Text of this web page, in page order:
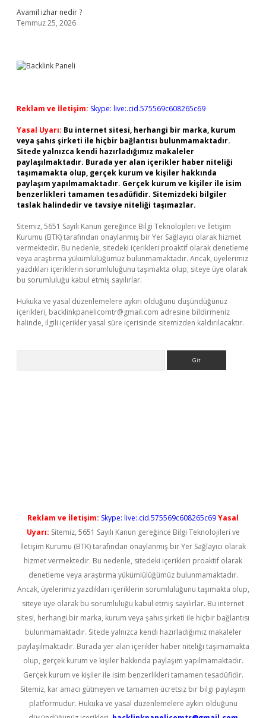
Avamil izhar nedir ?
Temmuz 25, 2026
Reklam ve İletişim: Skype: live:.cid.575569c608265c69
Yasal Uyarı: Bu internet sitesi, herhangi bir marka, kurum
veya şahıs şirketi ile hiçbir bağlantısı bulunmamaktadır.
Sitede yalnızca kendi hazırladığımız makaleler
paylaşılmaktadır. Burada yer alan içerikler haber niteliği
taşımamakta olup, gerçek kurum ve kişiler hakkında
paylaşım yapılmamaktadır. Gerçek kurum ve kişiler ile isim
benzerlikleri tamamen tesadüfidir. Sitemizdeki bilgiler
taslak halindedir ve tavsiye niteliği taşımazlar.
Sitemiz, 5651 Sayılı Kanun gereğince Bilgi Teknolojileri ve İletişim
Kurumu (BTK) tarafından onaylanmış bir Yer Sağlayıcı olarak hizmet
vermektedir. Bu nedenle, sitedeki içerikleri proaktif olarak denetleme
veya araştırma yükümlülüğümüz bulunmamaktadır. Ancak, üyelerimiz
yazdıkları içeriklerin sorumluluğunu taşımakta olup, siteye üye olarak
bu sorumluluğu kabul etmiş sayılırlar.
Hukuka ve yasal düzenlemelere aykırı olduğunu düşündüğünüz
içerikleri, backlinkpanelicomtr@gmail.com adresine bildirmeniz
halinde, ilgili içerikler yasal süre içerisinde sitemizden kaldırılacaktır.
Reklam ve İletişim: Skype: live:.cid.575569c608265c69Yasal
Uyarı: Sitemiz, 5651 Sayılı Kanun gereğince Bilgi Teknolojileri ve
İletişim Kurumu (BTK) tarafından onaylanmış bir Yer Sağlayıcı olarak
hizmet vermektedir. Bu nedenle, sitedeki içerikleri proaktif olarak
denetleme veya araştırma yükümlülüğümüz bulunmamaktadır.
Ancak, üyelerimiz yazdıkları içeriklerin sorumluluğunu taşımakta olup,
siteye üye olarak bu sorumluluğu kabul etmiş sayılırlar. Bu internet
sitesi, herhangi bir marka, kurum veya şahıs şirketi ile hiçbir bağlantısı
bulunmamaktadır. Sitede yalnızca kendi hazırladığımız makaleler
paylaşılmaktadır. Burada yer alan içerikler haber niteliği taşımamakta
olup, gerçek kurum ve kişiler hakkında paylaşım yapılmamaktadır.
Gerçek kurum ve kişiler ile isim benzerlikleri tamamen tesadüfidir.
Sitemiz, kar amacı gütmeyen ve tamamen ücretsiz bir bilgi paylaşım
platformudur. Hukuka ve yasal düzenlemelere aykırı olduğunu